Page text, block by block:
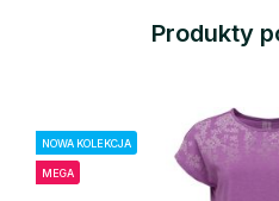
Produkty
NOWA KOLEKCJA
MEGA